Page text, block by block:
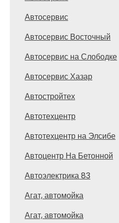
Автосервис
Автосервис Восточный
Автосервис на Слободке
Автосервис Хазар
Автостройтех
Автотехцентр
Автотехцентр на Элсибе
Автоцентр На Бетонной
Автоэлектрика 83
Агат, автомойка
Агат, автомойка